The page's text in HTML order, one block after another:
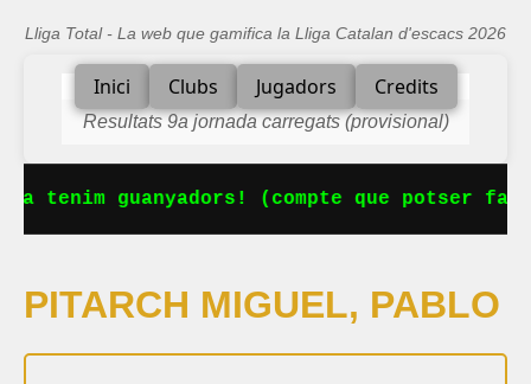
Lliga Total - La web que gamifica la Lliga Catalan d'escacs 2026
Inici Clubs Jugadors Credits
Resultats 9a jornada carregats (provisional)
tenim guanyadors! (compte que potser
PITARCH MIGUEL, PABLO